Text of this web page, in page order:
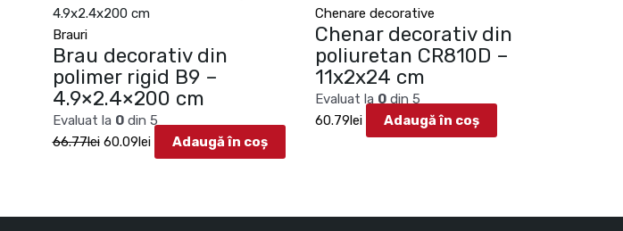
Brauri
Brau decorativ din
polimer rigid B9 –
4.9×2.4×200 cm
Evaluat la 0din 5
66.77lei
66.77lei.
60.09lei Adaugă în coș
Chenare decorative
Chenar decorativ din
poliuretan CR810D –
11x2x24 cm
Evaluat la 0 din 5
60.79lei Adaugă în coș